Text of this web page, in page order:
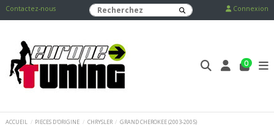
Contactez-nous Connexion
0
ACCUEIL PIECES D'ORIGINE CHRYSLER GRAND CHEROKEE (2003-2005)